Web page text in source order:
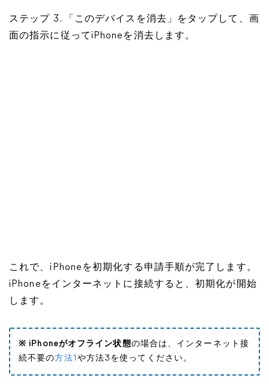
ステップ 3. 「このデバイスを消去」をタップして、画
面の指示に従ってiPhoneを消去します。
これで、iPhoneを初期化する申請手順が完了します。
iPhoneをインターネットに接続すると、初期化が開始
します。
※ iPhoneがオフライン状態の場合は、インターネット接
続不要の方法1 や方法3を使ってください。